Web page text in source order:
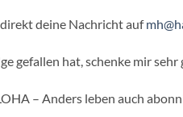
deine Nachricht auf
gefallen hat, schenke mir
– Anders leben auch